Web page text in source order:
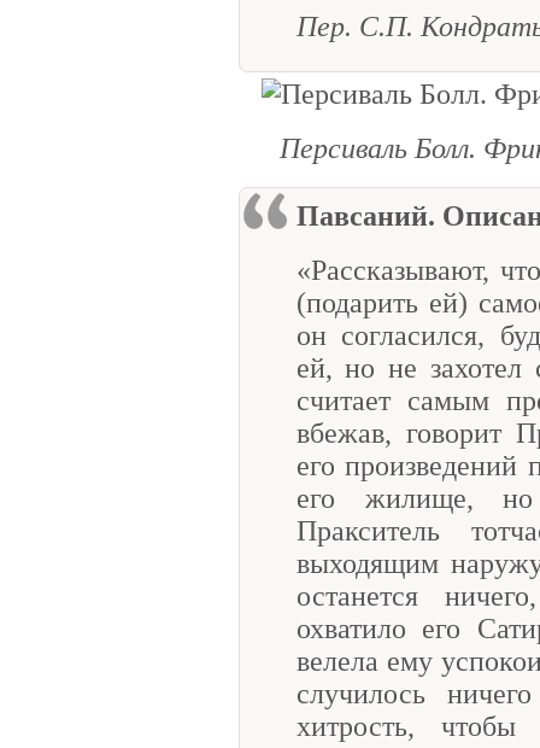
Пер. С.П.
Персиваль Болл.
Павсаний.
«Рассказывают,
(подарить ей)
он согласился,
ей, но не захотел
считает самым
вбежав, говорит
его произведений
его жилище,
Пракситель
выходящим
останется
охватило его
велела ему
случилось
хитрость,